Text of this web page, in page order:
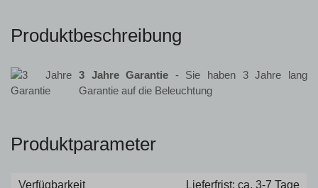
Produktbeschreibung
3 Jahre Garantie - Sie haben 3 Jahre lang
Garantie auf die Beleuchtung
Produktparameter
Verfügbarkeit Lieferfrist: ca. 3-7 Tage